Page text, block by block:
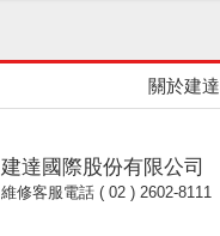
關於建達
建達國際股份有限公司
維修客服電話 ( 02 ) 2602-8111